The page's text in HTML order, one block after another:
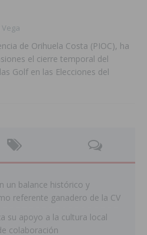
de Orihuela Costa (PIOC), ha
el cierre temporal del
Golf en las Elecciones del
un balance histórico y
referente ganadero de la CV
su apoyo a la cultura local
colaboración